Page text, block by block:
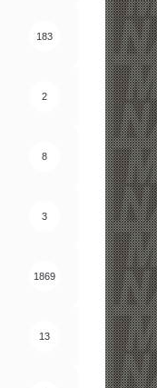
183
2
8
3
1869
13